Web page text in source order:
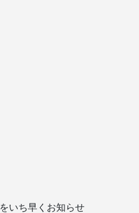
をいち早くお知らせ